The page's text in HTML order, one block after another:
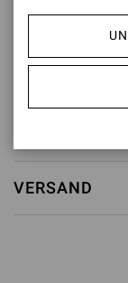
Modellcode:
Artikelnummer:
VERSAND